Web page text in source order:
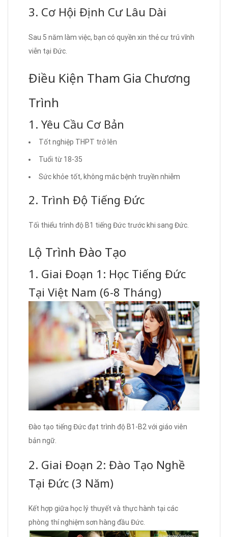
3. Cơ Hội Định Cư Lâu Dài
Sau 5 năm làm việc, bạn có quyền xin thẻ cư trú vĩnh
viễn tại Đức.
Điều Kiện Tham Gia Chương
Trình
1. Yêu Cầu Cơ Bản
Tốt nghiệp THPT trở lên
Tuổi từ 18-35
Sức khỏe tốt, không mắc bệnh truyền nhiễm
2. Trình Độ Tiếng Đức
Tối thiểu trình độ B1 tiếng Đức trước khi sang Đức.
Lộ Trình Đào Tạo
1. Giai Đoạn 1: Học Tiếng Đức
Tại Việt Nam (6-8 Tháng)
Đào tạo tiếng Đức đạt trình độ B1-B2 với giáo viên
bản ngữ.
2. Giai Đoạn 2: Đào Tạo Nghề
Tại Đức (3 Năm)
Kết hợp giữa học lý thuyết và thực hành tại các
phòng thí nghiệm sơn hàng đầu Đức.